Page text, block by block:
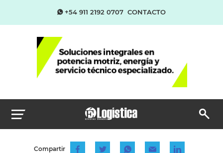
+54 911 2192 0707 CONTACTO
Compartir